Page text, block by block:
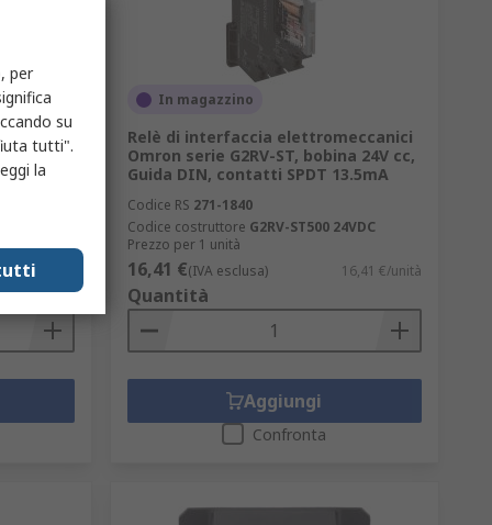
Guida
€/unità
In magazzino
Relè di interfaccia elettromeccanici
Omron serie G2RV-ST, bobina 24V cc,
Guida DIN, contatti SPDT 13.5mA
Codice RS 271-1840
Codice costruttore G2RV-ST500 24VDC
Prezzo per 1 unità
16,41 €(IVA esclusa) 16,41 €/unità
Quantità
Aggiungi
Confronta
per
su
tutti".
la